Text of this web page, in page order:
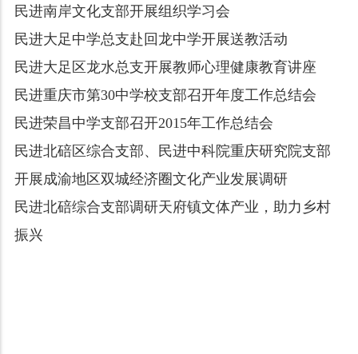
民进南岸文化支部开展组织学习会
民进大足中学总支赴回龙中学开展送教活动
民进大足区龙水总支开展教师心理健康教育讲座
民进重庆市第30中学校支部召开年度工作总结会
民进荣昌中学支部召开2015年工作总结会
民进北碚区综合支部、民进中科院重庆研究院支部
开展成渝地区双城经济圈文化产业发展调研
民进北碚综合支部调研天府镇文体产业，助力乡村
振兴